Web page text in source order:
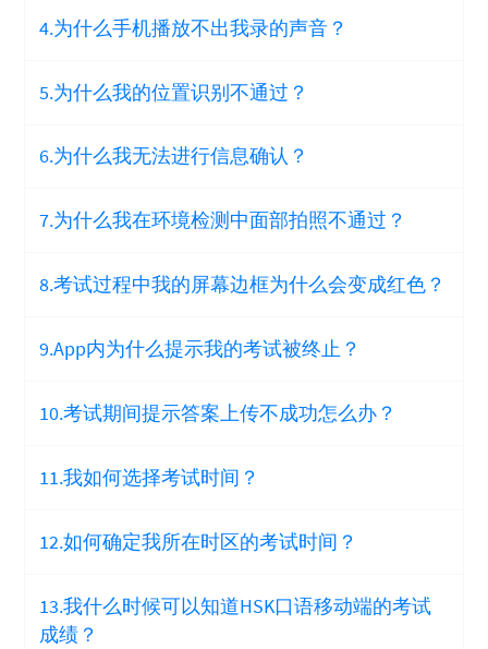
4.为什么手机播放不出我录的声音？
5.为什么我的位置识别不通过？
6.为什么我无法进行信息确认？
7.为什么我在环境检测中面部拍照不通过？
8.考试过程中我的屏幕边框为什么会变成红色？
9.App内为什么提示我的考试被终止？
10.考试期间提示答案上传不成功怎么办？
11.我如何选择考试时间？
12.如何确定我所在时区的考试时间？
13.我什么时候可以知道HSK口语移动端的考试
成绩？